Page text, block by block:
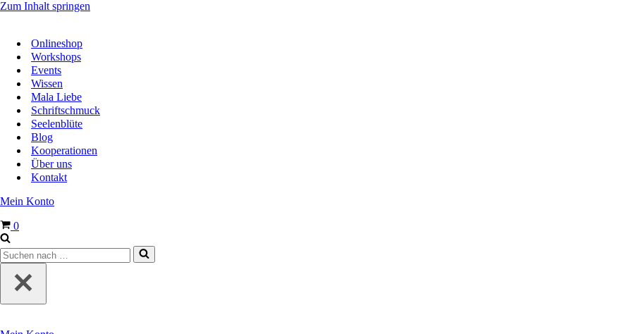
Zum Inhalt springen
Onlineshop
Workshops
Events
Wissen
Mala Liebe
Schriftschmuck
Seelenblüte
Blog
Kooperationen
Über uns
Kontakt
Mein Konto
Warenkorb
0
Suchen
nach …